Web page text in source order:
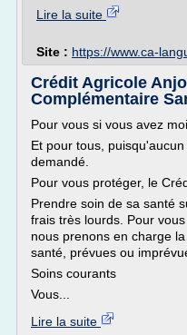
Lire la suite
Site : https://www.ca-
Crédit Agricole
Complémentaire
Pour vous si vous avez
Et pour tous,
demandé.
Pour vous protéger, le
Prendre soin de sa santé
frais très lourds. Pour
nous prenons en charge
santé, prévues ou
Soins courants
Vous...
Lire la suite